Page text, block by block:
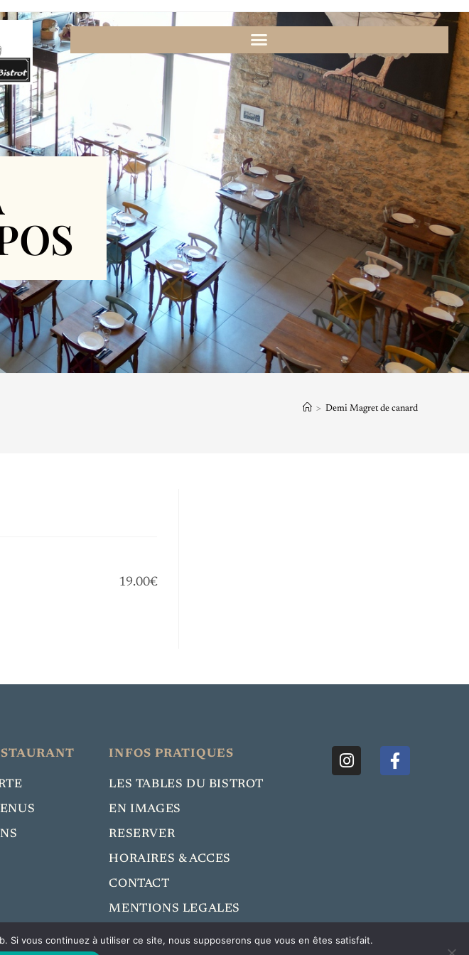
> Demi Magret de canard
19.00€
INFOS PRATIQUES
LES TABLES DU BISTROT
EN IMAGES
RESERVER
HORAIRES & ACCES
CONTACT
MENTIONS LEGALES
Si vous continuez à utiliser ce site, nous supposerons que vous en êtes satisfait.